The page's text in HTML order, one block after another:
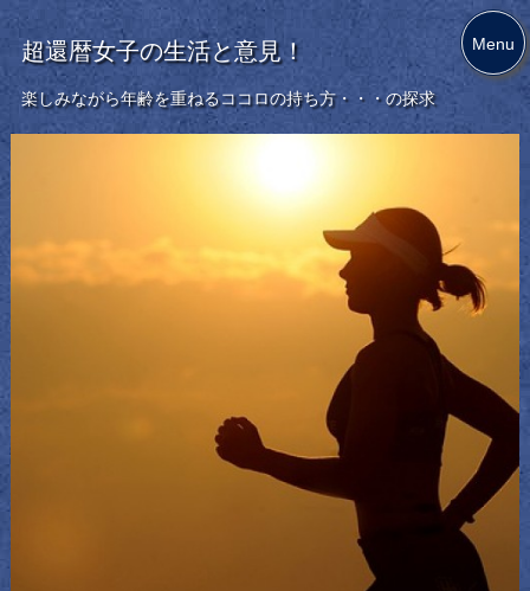
超還暦女子の生活と意見！
楽しみながら年齢を重ねるココロの持ち方・・・の探求
Menu